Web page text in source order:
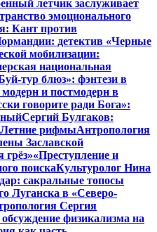
летчик заслуживает
эмоционального
Кант против
детектив «Черные
мобилизации:
национальная
тур блюз»: фэнтези в
и постмодерн в
говорите ради Бога»:
Сергий Булгаков:
Летние рифмыАнтропология
Заславской
грёз»«Преступление и
поискаКультуролог Нина
сакральные топосы
Луганска в «Северо-
Сергия
физикализма на